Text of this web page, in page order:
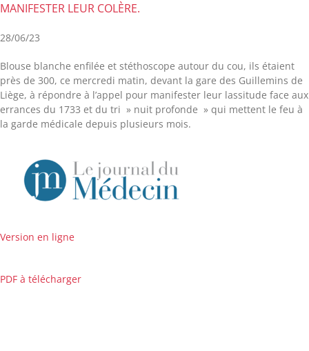
MANIFESTER LEUR COLÈRE.
28/06/23
Blouse blanche enfilée et stéthoscope autour du cou, ils étaient
près de 300, ce mercredi matin, devant la gare des Guillemins de
Liège, à répondre à l’appel pour manifester leur lassitude face aux
errances du 1733 et du tri » nuit profonde » qui mettent le feu à
la garde médicale depuis plusieurs mois.
Version en ligne
PDF à télécharger